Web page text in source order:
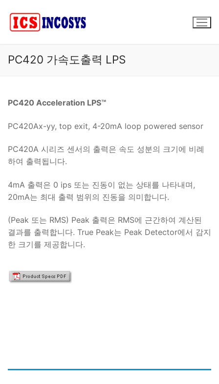
PC420 가속도출력 LPS
PC420 Acceleration LPS™
PC420Ax-yy, top exit, 4-20mA loop powered sensor
PC420A 시리즈 센서의 출력은 속도 성분의 크기에 비례
하여 출력됩니다.
4mA 출력은 0 ips 또는 진동이 없는 상태를 나타내며,
20mA는 최대 출력 범위의 진동을 의미합니다.
(Peak 또는 RMS) Peak 출력은 RMS에 근간하여 계산된
결과를 출력합니다. True Peak는 Peak Detector에서 감지
한 크기를 제공합니다.